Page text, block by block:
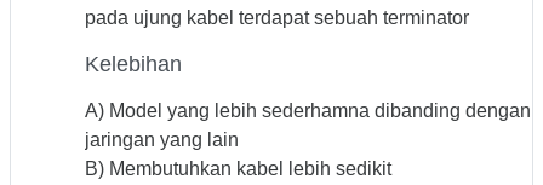
pada ujung kabel terdapat sebuah terminator
Kelebihan
A) Model yang lebih sederhamna dibanding dengan
jaringan yang lain
B) Membutuhkan kabel lebih sedikit